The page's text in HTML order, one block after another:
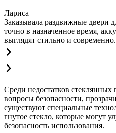
Лариса
Заказывала раздвижные двери
точно в назначенное время,
выглядят стильно и современно.
Среди недостатков
вопросы безопасности,
существуют специальные
гнутое стекло, которые могут
безопасность использования.